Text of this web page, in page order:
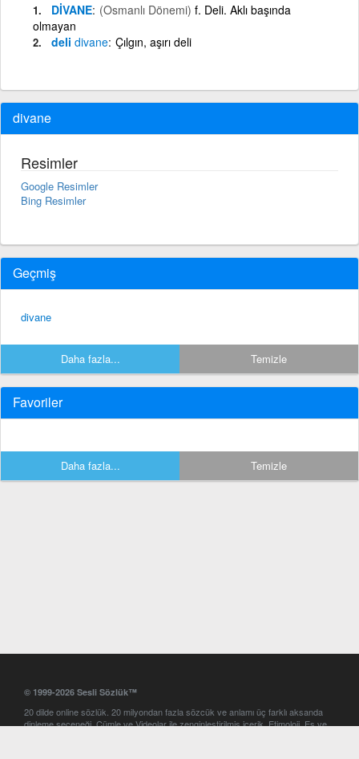
DİVANE (Osmanlı Dönemi) f. Deli. Aklı başında
olmayan
deli divane Çılgın, aşırı deli
divane
Resimler
Google Resimler
Bing Resimler
Geçmiş
divane
Daha fazla... Temizle
Favoriler
Daha fazla... Temizle
© 1999-2026 Sesli Sözlük™
20 dilde online sözlük. 20 milyondan fazla sözcük ve anlamı üç farklı aksanda
dinleme seçeneği. Cümle ve Videolar ile zenginleştirilmiş içerik. Etimoloji, Eş ve